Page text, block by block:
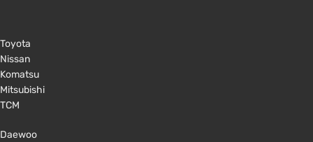
Toyota
Nissan
Komatsu
Mitsubishi
TCM
Daewoo